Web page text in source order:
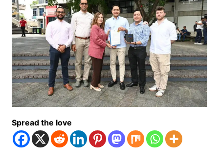
Spread the love